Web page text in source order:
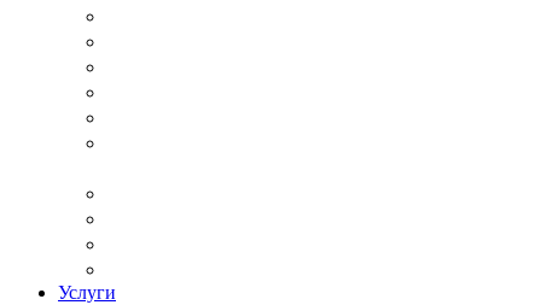
Услуги